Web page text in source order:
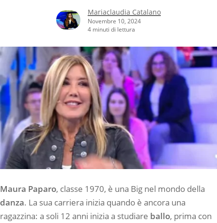
Mariaclaudia Catalano
Novembre 10, 2024
4 minuti di lettura
Maura Paparo, classe 1970, è una Big nel mondo della
danza. La sua carriera inizia quando è ancora una
ragazzina: a soli 12 anni inizia a studiare ballo, prima con